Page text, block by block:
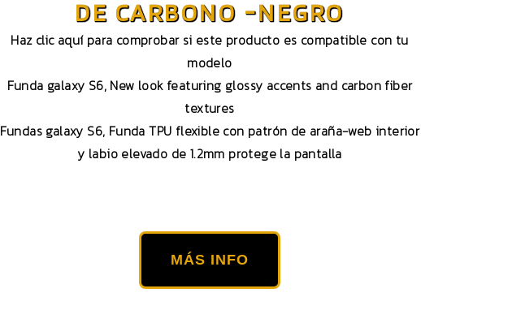
DE CARBONO -NEGRO
Haz clic aquí para comprobar si este producto es compatible con tu
modelo
Funda galaxy S6, New look featuring glossy accents and carbon fiber
textures
Fundas galaxy S6, Funda TPU flexible con patrón de araña-web interior
y labio elevado de 1.2mm protege la pantalla
MÁS INFO